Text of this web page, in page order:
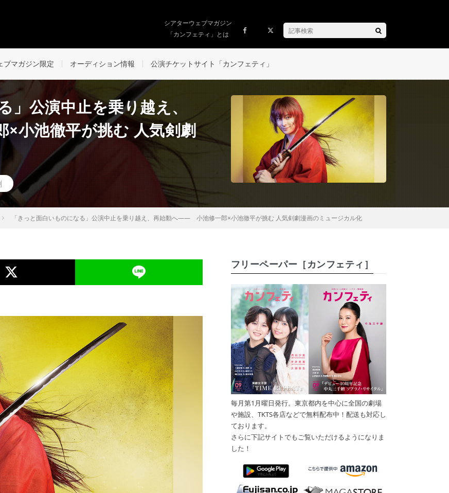
シアターウェブマガジン
「カンフェティ」とは
ブマガジン限定 オーディション情報 公演チケットサイト「カンフェティ」
」公演中止を乗り越え、
池徹平が挑む 人気剣劇
「きっと面白いものになる」公演中止を乗り越え、再始動へ―― 小池修一郎×小池徹平が挑む 人気剣劇漫画のミュージカル化
フリーペーパー［カンフェティ］
毎月第1月曜日発行。東京都内を中心に全国の劇場
や施設、TKTS各店などで無料配布中！配送も対応し
ております。
さらに下記サイトでもご覧いただけるようになりま
した！